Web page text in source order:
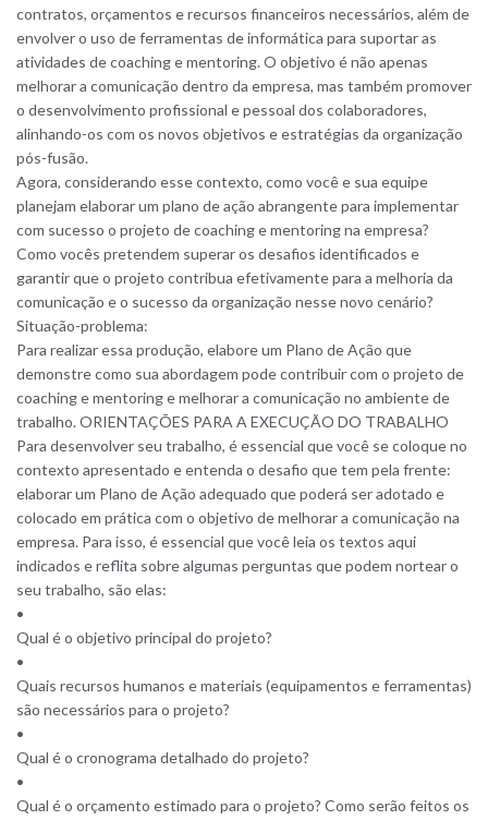
contratos, orçamentos e recursos financeiros necessários, além de
envolver o uso de ferramentas de informática para suportar as
atividades de coaching e mentoring. O objetivo é não apenas
melhorar a comunicação dentro da empresa, mas também promover
o desenvolvimento profissional e pessoal dos colaboradores,
alinhando-os com os novos objetivos e estratégias da organização
pós-fusão.
Agora, considerando esse contexto, como você e sua equipe
planejam elaborar um plano de ação abrangente para implementar
com sucesso o projeto de coaching e mentoring na empresa?
Como vocês pretendem superar os desafios identificados e
garantir que o projeto contribua efetivamente para a melhoria da
comunicação e o sucesso da organização nesse novo cenário?
Situação-problema:
Para realizar essa produção, elabore um Plano de Ação que
demonstre como sua abordagem pode contribuir com o projeto de
coaching e mentoring e melhorar a comunicação no ambiente de
trabalho. ORIENTAÇÕES PARA A EXECUÇÃO DO TRABALHO
Para desenvolver seu trabalho, é essencial que você se coloque no
contexto apresentado e entenda o desafio que tem pela frente:
elaborar um Plano de Ação adequado que poderá ser adotado e
colocado em prática com o objetivo de melhorar a comunicação na
empresa. Para isso, é essencial que você leia os textos aqui
indicados e reflita sobre algumas perguntas que podem nortear o
seu trabalho, são elas:
•
Qual é o objetivo principal do projeto?
•
Quais recursos humanos e materiais (equipamentos e ferramentas)
são necessários para o projeto?
•
Qual é o cronograma detalhado do projeto?
•
Qual é o orçamento estimado para o projeto? Como serão feitos os